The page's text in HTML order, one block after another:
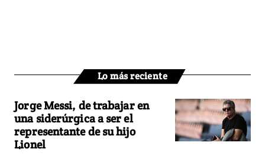
Lo más reciente
Jorge Messi, de trabajar en
una siderúrgica a ser el
representante de su hijo
Lionel